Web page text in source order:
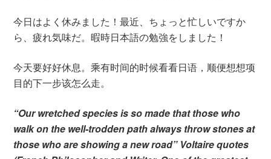
今日はよく休みました！最近、ちょっと忙しいですか
ら、疲れ気味だ。暇時日本語の勉強をしました！
今天要好好休息。乘有时间的时候看看日语，顺便想想项
目的下一步该怎么走。
“Our wretched species is so made that those who
walk on the well-trodden path always throw stones at
those who are showing a new road” Voltaire quotes